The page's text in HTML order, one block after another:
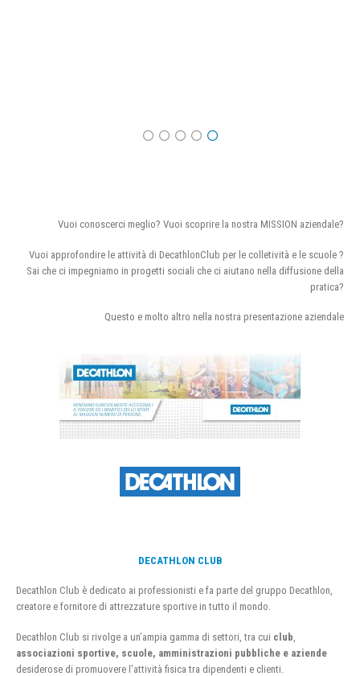
Vuoi conoscerci meglio? Vuoi scoprire la nostra MISSION aziendale?
Vuoi approfondire le attività di DecathlonClub per le colletività e le scuole ?
Sai che ci impegniamo in progetti sociali che ci aiutano nella diffusione della
pratica?
Questo e molto altro nella nostra presentazione aziendale
DECATHLON CLUB
Decathlon Club è dedicato ai professionisti e fa parte del gruppo Decathlon,
creatore e fornitore di attrezzature sportive in tutto il mondo.
Decathlon Club si rivolge a un’ampia gamma di settori, tra cui club
associazioni sportive, scuole, amministrazioni pubbliche e aziende
desiderose di promuovere l’attività fisica tra dipendenti e clienti.